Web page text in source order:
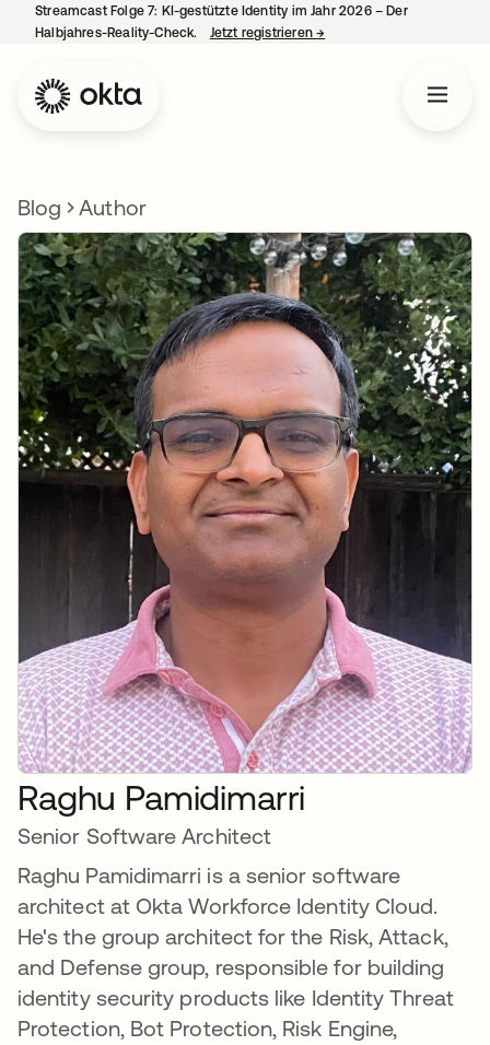
Streamcast Folge 7: KI-gestützte Identity im Jahr 2026 – Der
Halbjahres-Reality-Check.
Jetzt registrieren→
Blog Author
Raghu Pamidimarri
Senior Software Architect
Raghu Pamidimarri is a senior software
architect at Okta Workforce Identity Cloud.
He's the group architect for the Risk, Attack,
and Defense group, responsible for building
identity security products like Identity Threat
Protection, Bot Protection, Risk Engine,